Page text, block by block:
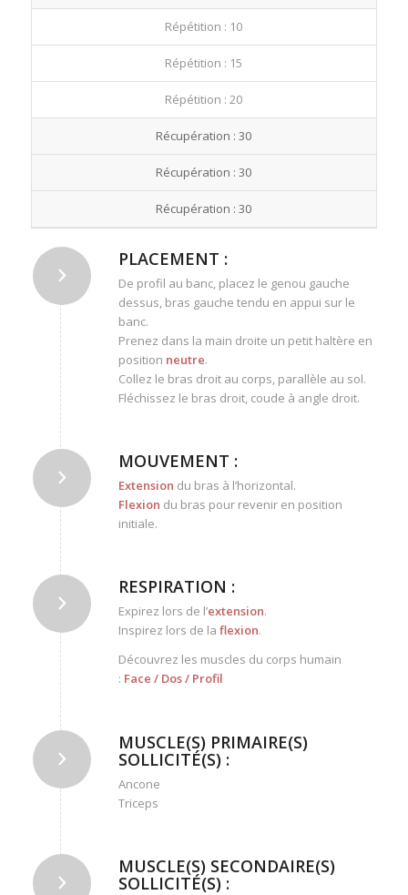
Répétition : 10
Répétition : 15
Répétition : 20
Récupération : 30
Récupération : 30
Récupération : 30
PLACEMENT :
De profil au banc, placez le genou gauche
dessus, bras gauche tendu en appui sur le
banc.
Prenez dans la main droite un petit haltère en
position neutre.
Collez le bras droit au corps, parallèle au sol.
Fléchissez le bras droit, coude à angle droit.
MOUVEMENT :
Extension du bras à l’horizontal.
Flexion du bras pour revenir en position
initiale.
RESPIRATION :
Expirez lors de l’extension.
Inspirez lors de la flexion.
Découvrez les muscles du corps humain
: Face / Dos/ Profil
MUSCLE(S) PRIMAIRE(S)
SOLLICITÉ(S) :
Ancone
Triceps
MUSCLE(S) SECONDAIRE(S)
SOLLICITÉ(S) :